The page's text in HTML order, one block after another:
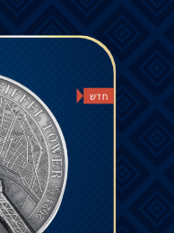
חדש